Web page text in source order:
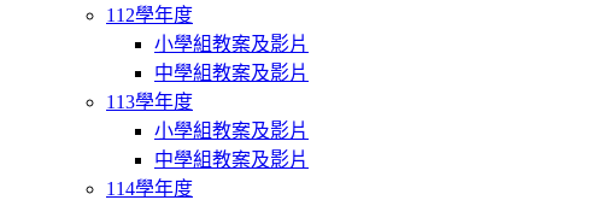
112學年度
小學組教案及影片
中學組教案及影片
113學年度
小學組教案及影片
中學組教案及影片
114學年度